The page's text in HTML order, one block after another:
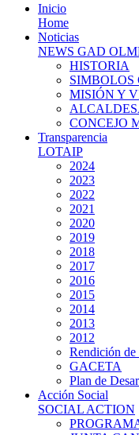
Inicio
Home
Noticias
NEWS GAD
HISTORIA
SIMBOLOS
MISIÓN Y
CONCEJO
Transparencia
LOTAIP
2024
2023
2022
2021
2020
2019
2018
2017
2016
2015
2014
2013
2012
Rendición de
GACETA
Plan de
Acción Social
SOCIAL ACTION